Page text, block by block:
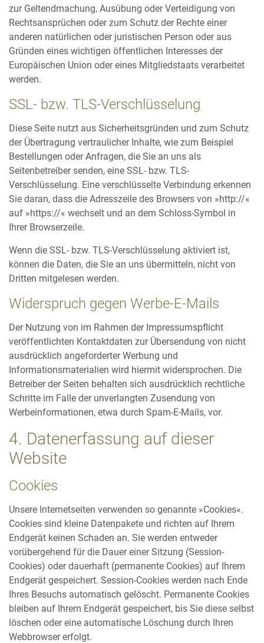
zur Geltendmachung, Ausübung oder Verteidigung von
Rechtsansprüchen oder zum Schutz der Rechte einer
anderen natürlichen oder juristischen Person oder aus
Gründen eines wichtigen öffentlichen Interesses der
Europäischen Union oder eines Mitgliedstaats verarbeitet
werden.
SSL- bzw. TLS-Verschlüsselung
Diese Seite nutzt aus Sicherheitsgründen und zum Schutz
der Übertragung vertraulicher Inhalte, wie zum Beispiel
Bestellungen oder Anfragen, die Sie an uns als
Seitenbetreiber senden, eine SSL- bzw. TLS-
Verschlüsselung. Eine verschlüsselte Verbindung erkennen
Sie daran, dass die Adresszeile des Browsers von »http://«
auf »https://« wechselt und an dem Schloss-Symbol in
Ihrer Browserzeile.
Wenn die SSL- bzw. TLS-Verschlüsselung aktiviert ist,
können die Daten, die Sie an uns übermitteln, nicht von
Dritten mitgelesen werden.
Widerspruch gegen Werbe-E-Mails
Der Nutzung von im Rahmen der Impressumspflicht
veröffentlichten Kontaktdaten zur Übersendung von nicht
ausdrücklich angeforderter Werbung und
Informationsmaterialien wird hiermit widersprochen. Die
Betreiber der Seiten behalten sich ausdrücklich rechtliche
Schritte im Falle der unverlangten Zusendung von
Werbeinformationen, etwa durch Spam-E-Mails, vor.
4. Datenerfassung auf dieser
Website
Cookies
Unsere Internetseiten verwenden so genannte »Cookies«.
Cookies sind kleine Datenpakete und richten auf Ihrem
Endgerät keinen Schaden an. Sie werden entweder
vorübergehend für die Dauer einer Sitzung (Session-
Cookies) oder dauerhaft (permanente Cookies) auf Ihrem
Endgerät gespeichert. Session-Cookies werden nach Ende
Ihres Besuchs automatisch gelöscht. Permanente Cookies
bleiben auf Ihrem Endgerät gespeichert, bis Sie diese selbst
löschen oder eine automatische Löschung durch Ihren
Webbrowser erfolgt.